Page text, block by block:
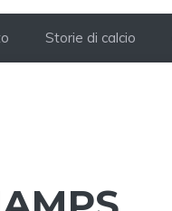
Storie di calcio